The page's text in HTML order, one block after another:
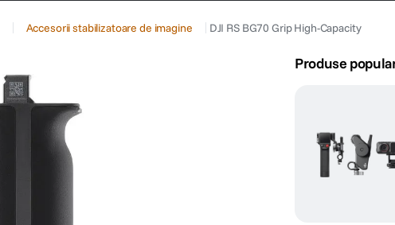
Accesorii stabilizatoare de imagine DJI RS BG70 Grip High-Capacity
Produse